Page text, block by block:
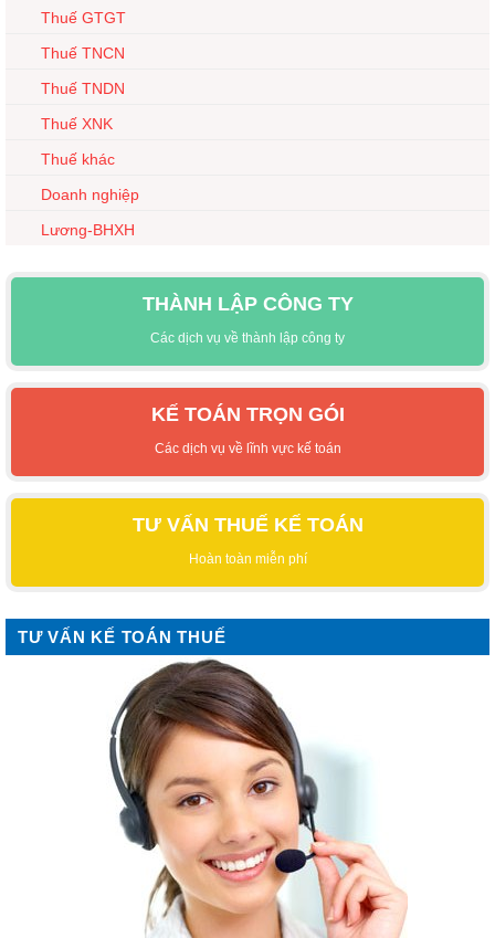
Thuế GTGT
Thuế TNCN
Thuế TNDN
Thuế XNK
Thuế khác
Doanh nghiệp
Lương-BHXH
THÀNH LẬP CÔNG TY
Các dịch vụ về thành lập công ty
KẾ TOÁN TRỌN GÓI
Các dịch vụ về lĩnh vực kế toán
TƯ VẤN THUẾ KẾ TOÁN
Hoàn toàn miễn phí
TƯ VẤN KẾ TOÁN THUẾ